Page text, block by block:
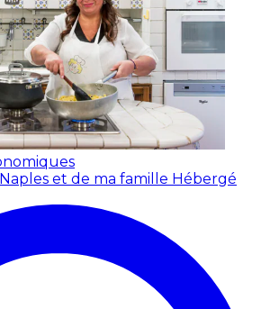
et de ma famille Hébergé